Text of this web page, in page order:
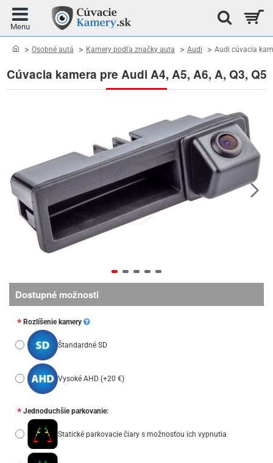
Cúvacia kamera pre Audi A4, A5, A6, A, Q3, Q5
homeOsobné autá Kamery podľa značky auta Audi Audi cúvacia
Dostupné možnosti
Rozlíšenie kamery
Štandardné SD
Vysoké AHD (+20 €)
Jednoduchšie parkovanie:
Statické parkovacie čiary s možnosťou ich vypnutia